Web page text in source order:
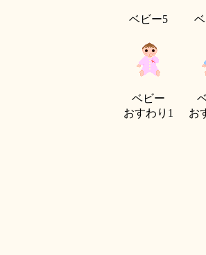
ベビー5
ベビー
おすわり1
お